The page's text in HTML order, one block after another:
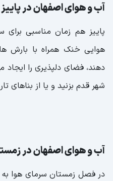
آب و هوای اصفهان در پاییز
پاییز هم زمان مناسبی
هوایی خنک همراه با بارش
دهند، فضای دلپذیری را ایجاد
شهر قدم بزنید و یا از بناهای
آب و هوای اصفهان در
در فصل زمستان سرمای هوا به